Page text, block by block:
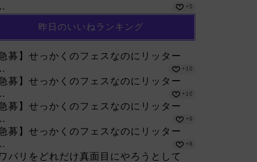
+5
昨日のいいねランキング
急募】せっかくのフェスなのにリッター
+10
急募】せっかくのフェスなのにリッター
+10
急募】せっかくのフェスなのにリッター
+9
急募】せっかくのフェスなのにリッター
+8
バリをどれだけ真面目にやろうとして